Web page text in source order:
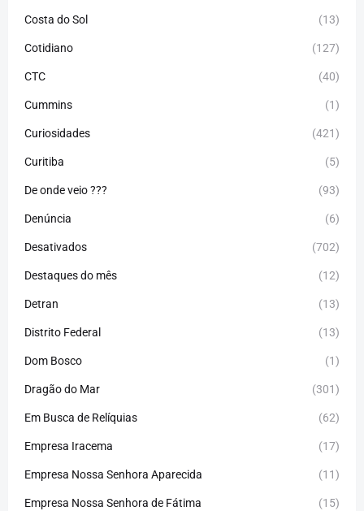
Costa do Sol (13)
Cotidiano (127)
CTC (40)
Cummins (1)
Curiosidades (421)
Curitiba (5)
De onde veio ??? (93)
Denúncia (6)
Desativados (702)
Destaques do mês (12)
Detran (13)
Distrito Federal (13)
Dom Bosco (1)
Dragão do Mar (301)
Em Busca de Relíquias (62)
Empresa Iracema (17)
Empresa Nossa Senhora Aparecida (11)
Empresa Nossa Senhora de Fátima (15)